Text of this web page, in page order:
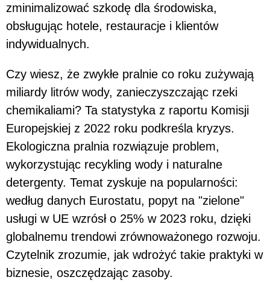
zminimalizować szkodę dla środowiska,
obsługując hotele, restauracje i klientów
indywidualnych.
Czy wiesz, że zwykłe pralnie co roku zużywają
miliardy litrów wody, zanieczyszczając rzeki
chemikaliami? Ta statystyka z raportu Komisji
Europejskiej z 2022 roku podkreśla kryzys.
Ekologiczna pralnia rozwiązuje problem,
wykorzystując recykling wody i naturalne
detergenty. Temat zyskuje na popularności:
według danych Eurostatu, popyt na "zielone"
usługi w UE wzrósł o 25% w 2023 roku, dzięki
globalnemu trendowi zrównoważonego rozwoju.
Czytelnik zrozumie, jak wdrożyć takie praktyki w
biznesie, oszczędzając zasoby.